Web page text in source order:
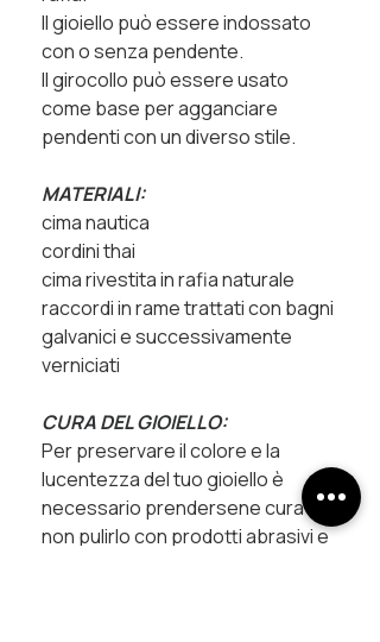
Il gioiello può essere indossato
con o senza pendente.
Il girocollo può essere usato
come base per agganciare
pendenti con un diverso stile.
MATERIALI:
cima nautica
cordini thai
cima rivestita in rafia naturale
raccordi in rame trattati con bagni
galvanici e successivamente
verniciati
CURA DEL GIOIELLO:
Per preservare il colore e la
lucentezza del tuo gioiello è
necessario prendersene cura:
non pulirlo con prodotti abrasivi e